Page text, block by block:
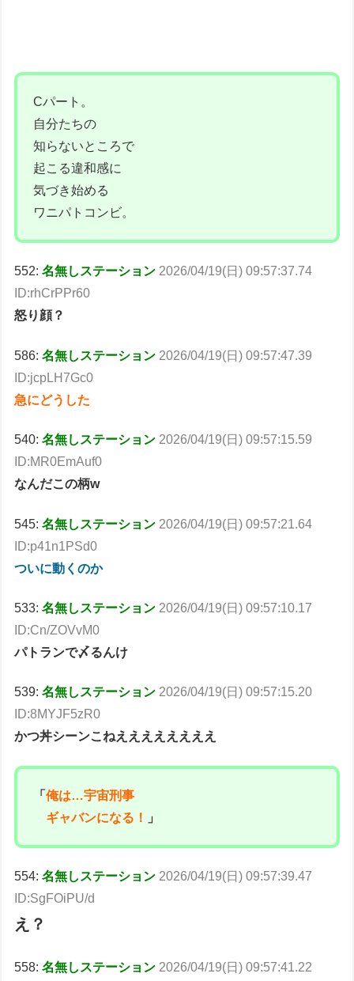
Cパート。
自分たちの
知らないところで
起こる違和感に
気づき始める
ワニパトコンビ。
552:名無しステーション 2026/04/19(日) 09:57:37.74
ID:rhCrPPr60
怒り顔？
586:名無しステーション 2026/04/19(日) 09:57:47.39
ID:jcpLH7Gc0
急にどうした
540:名無しステーション 2026/04/19(日) 09:57:15.59
ID:MR0EmAuf0
なんだこの柄w
545:名無しステーション 2026/04/19(日) 09:57:21.64
ID:p41n1PSd0
ついに動くのか
533:名無しステーション 2026/04/19(日) 09:57:10.17
ID:Cn/ZOVvM0
パトランで〆るんけ
539:名無しステーション 2026/04/19(日) 09:57:15.20
ID:8MYJF5zR0
かつ丼シーンこねええええええええ
「俺は…宇宙刑事
ギャバンになる！
」
554:名無しステーション 2026/04/19(日) 09:57:39.47
ID:SgFOiPU/d
え？
558:名無しステーション 2026/04/19(日) 09:57:41.22